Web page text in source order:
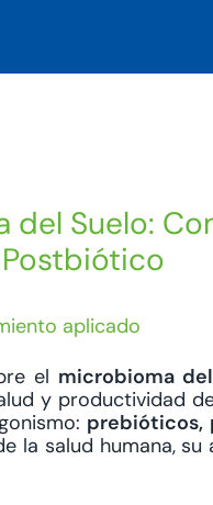
del Suelo:
aplicado
el microbioma
y productividad
prebióticos,
la salud humana,